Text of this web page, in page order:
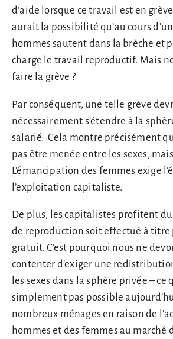
d’aide lorsque ce travail est en
aurait la possibilité qu’au cours
hommes sautent dans la brèche et
charge le travail reproductif. Mais
faire la grève ?
Par conséquent, une telle grève
nécessairement s’étendre à la
salarié. Cela montre précisément
pas être menée entre les sexes,
L’émancipation des femmes exige
l’exploitation capitaliste.
De plus, les capitalistes profitent
de reproduction soit effectué à titre
gratuit. C’est pourquoi nous ne
contenter d’exiger une
les sexes dans la sphère privée – ce
simplement pas possible
nombreux ménages en raison de
hommes et des femmes au marché